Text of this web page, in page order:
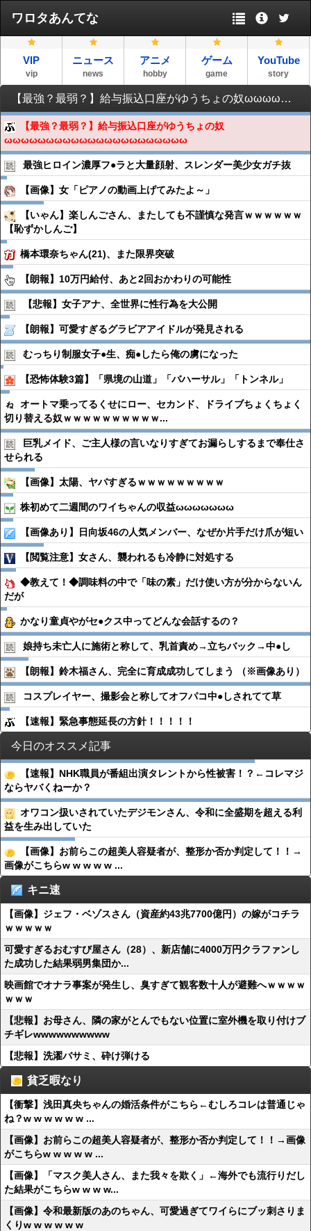
ワロタあんてな
VIP
vip
ニュース
news
アニメ
hobby
ゲーム
game
YouTube
story
【最強？最弱？】給与振込口座がゆうちょの奴ωωωωωωωωωωωωωωωωωωωωωω
【最強？最弱？】給与振込口座がゆうちょの奴
ωωωωωωωωωωωωωωωωωωωωωω
最強ヒロイン濃厚フ●︎ラと大量顔射、スレンダー美少女ガチ抜
【画像】女「ピアノの動画上げてみたよ～」
【いゃん】楽しんごさん、またしても不謹慎な発言ｗｗｗｗｗｗ
【恥ずかしんご】
橋本環奈ちゃん(21)、また限界突破
【朗報】10万円給付、あと2回おかわりの可能性
【悲報】女子アナ、全世界に性行為を大公開
【朗報】可愛すぎるグラビアアイドルが発見される
むっちり制服女子●︎生、痴●︎したら俺の虜になった
【恐怖体験3篇】「県境の山道」「バハーサル」「トンネル」
オートマ乗ってるくせにロー、セカンド、ドライブちょくちょく
切り替える奴ｗｗｗｗｗｗｗｗｗｗ...
巨乳メイド、ご主人様の言いなりすぎてお漏らしするまで奉仕さ
せられる
【画像】太陽、ヤバすぎるｗｗｗｗｗｗｗｗｗ
株初めて二週間のワイちゃんの収益ωωωωωωω
【画像あり】日向坂46の人気メンバー、なぜか片手だけ爪が短い
【閲覧注意】女さん、襲われるも冷静に対処する
◆教えて！◆調味料の中で「味の素」だけ使い方が分からないん
だが
かなり童貞やがセ●クス中ってどんな会話するの？
娘持ち未亡人に施術と称して、乳首責め→立ちバック→中●︎し
【朗報】鈴木福さん、完全に育成成功してしまう （※画像あり）
コスプレイヤー、撮影会と称してオフパコ中●︎しされてて草
【速報】緊急事態延長の方針！！！！！
今日のオススメ記事
【速報】NHK職員が番組出演タレントから性被害！？←コレマジ
ならヤバくねーか？
オワコン扱いされていたデジモンさん、令和に全盛期を超える利
益を生み出していた
【画像】お前らこの超美人容疑者が、整形か否か判定して！！→
画像がこちらw w w w w ...
キニ速
【画像】ジェフ・ベゾスさん（資産約43兆7700億円）の嫁がコチラ
ｗｗｗｗｗ
可愛すぎるおむすび屋さん（28）、新店舗に4000万円クラファンし
た成功した結果弱男集団か...
映画館でオナラ事案が発生し、臭すぎて観客数十人が避難へｗｗｗｗ
ｗｗｗ
【悲報】お母さん、隣の家がとんでもない位置に室外機を取り付けブ
チギレwwwwwwwwww
【悲報】洗濯バサミ、砕け弾ける
貧乏暇なり
【衝撃】浅田真央ちゃんの婚活条件がこちら←むしろコレは普通じゃ
ね？w w w w w w ...
【画像】お前らこの超美人容疑者が、整形か否か判定して！！→画像
がこちらw w w w w ...
【画像】「マスク美人さん、また我々を欺く」←海外でも流行りだし
た結果がこちらw w w w...
【画像】令和最新版のあのちゃん、可愛過ぎてワイらにブッ刺さりま
くりw w w w w w